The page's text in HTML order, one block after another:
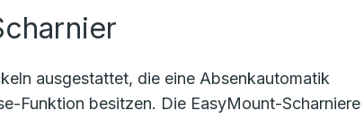
ausgestattet, die eine Absenkautomatik
Funktion besitzen. Die EasyMount-Scharniere